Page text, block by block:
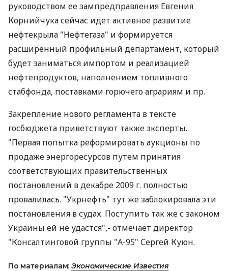
руководством ее зампредправления Евгения
Корнийчука сейчас идет активное развитие
нефтекрыла "Нефтегаза" и формируется
расширенный профильный департамент, который
будет заниматься импортом и реализацией
нефтепродуктов, наполнением топливного
стабфонда, поставками горючего аграриям и пр.
Закрепление нового регламента в тексте
госбюджета приветствуют также эксперты.
"Первая попытка реформировать аукционы по
продаже энергоресурсов путем принятия
соответствующих правительственных
постановлений в декабре 2009 г. полностью
провалилась. "Укрнефть" тут же заблокировала эти
постановления в судах. Поступить так же с законом
Украины ей не удастся",- отмечает директор
"Консалтинговой группы "А-95" Сергей Куюн.
По материалам: Экономические Известия